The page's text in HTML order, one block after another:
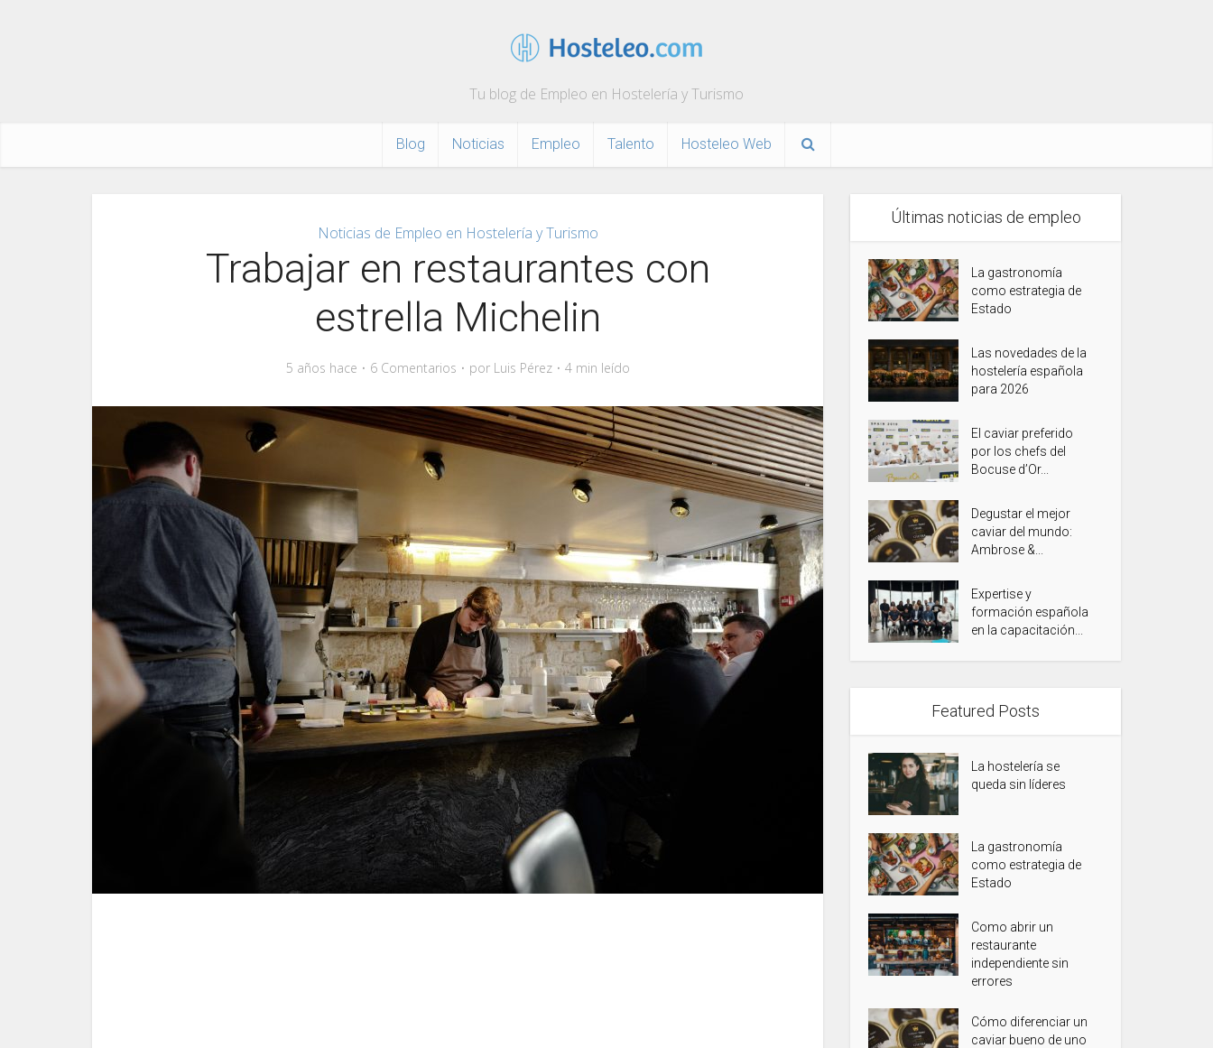
Tu blog de Empleo en Hostelería y Turismo
Blog Noticias Empleo Talento Hosteleo Web
Noticias de Empleo en Hostelería y Turismo
Trabajar en restaurantes con
estrella Michelin
5 años hace 6 Comentarios por Luis Pérez 4 min leído
Últimas noticias de empleo
La gastronomía
como estrategia de
Estado
Las novedades de la
hostelería española
para 2026
El caviar preferido
por los chefs del
Bocuse d’Or...
Degustar el mejor
caviar del mundo:
Ambrose &...
Expertise y
formación española
en la capacitación...
Featured Posts
La hostelería se
queda sin líderes
La gastronomía
como estrategia de
Estado
Como abrir un
restaurante
independiente sin
errores
Cómo diferenciar un
caviar bueno de uno